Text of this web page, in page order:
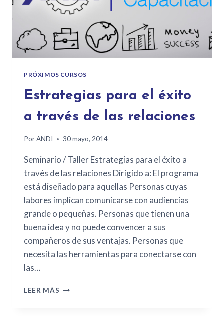
PRÓXIMOS CURSOS
Estrategias para el éxito
a través de las relaciones
PorANDI 30 mayo, 2014
Seminario / Taller Estrategias para el éxito a
través de las relaciones Dirigido a: El programa
está diseñado para aquellas Personas cuyas
labores implican comunicarse con audiencias
grande o pequeñas. Personas que tienen una
buena idea y no puede convencer a sus
compañeros de sus ventajas. Personas que
necesita las herramientas para conectarse con
las…
LEER MÁS